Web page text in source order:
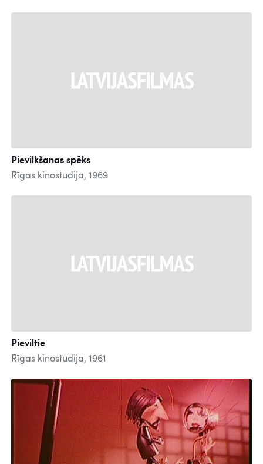
Pievilkšanas spēks
Rīgas kinostudija, 1969
Pieviltie
Rīgas kinostudija, 1961